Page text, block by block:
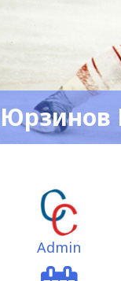
Юрзинов
Admin